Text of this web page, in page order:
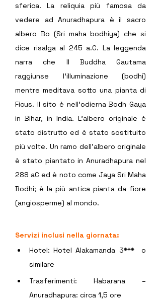
sferica. La reliquia più famosa da
vedere ad Anuradhapura è il sacro
albero Bo (Sri maha bodhiya) che si
dice risalga al 245 a.C. La leggenda
narra che Il Buddha Gautama
raggiunse l'illuminazione (bodhi)
mentre meditava sotto una pianta di
Ficus. Il sito è nell'odierna Bodh Gaya
in Bihar, in India. L'albero originale è
stato distrutto ed è stato sostituito
più volte. Un ramo dell'albero originale
è stato piantato in Anuradhapura nel
288 aC ed è noto come Jaya Sri Maha
Bodhi; è la più antica pianta da fiore
(angiosperme) al mondo.
Servizi inclusi nella giornata:
Hotel: Hotel Alakamanda 3***  o
similare
Trasferimenti: Habarana –
Anuradhapura: circa 1,5 ore